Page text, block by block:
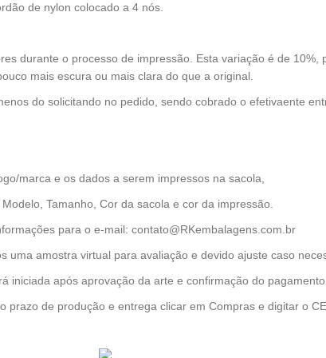
de nylon colocado a 4 nós.
durante o processo de impressão. Esta variação é de 10%,
mais escura ou mais clara do que a original.
do solicitando no pedido, sendo cobrado o efetivaente
marca e os dados a serem impressos na sacola,
Tamanho, Cor da sacola e cor da impressão.
para o e-mail:contato@RKembalagens.com.br
uma amostra virtual para avaliação e devido ajuste caso
iniciada após aprovação da arte e confirmação do pagamento.
prazo de produção e entrega clicar em Compras e digitar o